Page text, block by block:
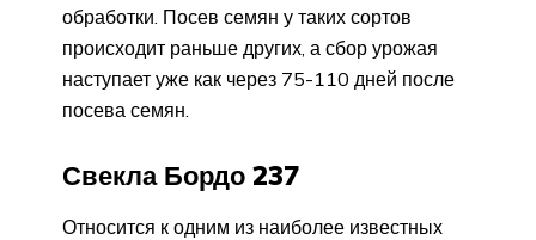
обработки. Посев семян у таких сортов
происходит раньше других, а сбор урожая
наступает уже как через 75-110 дней после
посева семян.
Свекла Бордо 237
Относится к одним из наиболее известных